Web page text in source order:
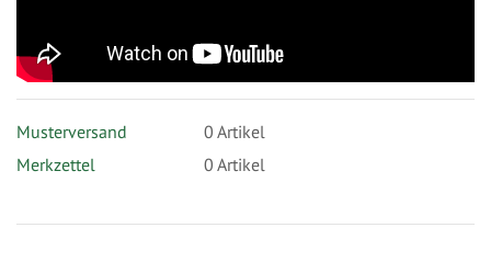
Musterversand 0 Artikel
Merkzettel
0 Artikel